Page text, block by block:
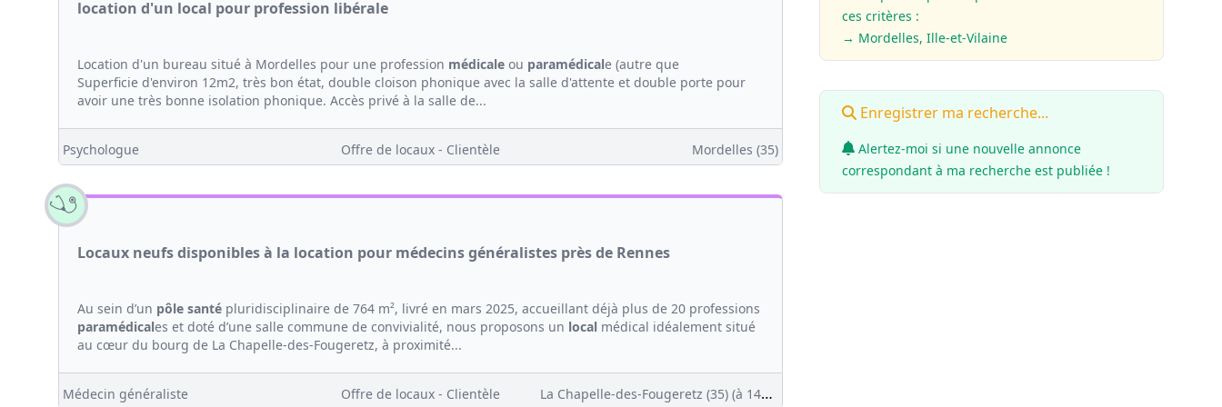
location d'un local pour profession libérale
Location d'un bureau situé à Mordelles pour une profession médicale ou paramédicale (autre que
Superficie d'environ 12m2, très bon état, double cloison phonique avec la salle d'attente et double porte pour
avoir une très bonne isolation phonique. Accès privé à la salle de...
Psychologue Offre de locaux - Clientèle Mordelles (35)
Locaux neufs disponibles à la location pour médecins généralistes près de Rennes
Au sein d’un pôle santé pluridisciplinaire de 764 m², livré en mars 2025, accueillant déjà plus de 20 professions
paramédicales et doté d’une salle commune de convivialité, nous proposons un local médical idéalement situé
au cœur du bourg de La Chapelle-des-Fougeretz, à proximité...
Médecin généraliste Offre de locaux - Clientèle La Chapelle-des-Fougeretz (35) (à 14km)
ces critères :
→ Mordelles, Ille-et-Vilaine
Enregistrer ma recherche...
Alertez-moi si une nouvelle annonce
correspondant à ma recherche est publiée !